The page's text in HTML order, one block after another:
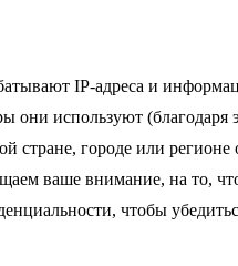
IP-адреса и
они используют
стране, городе или
ваше внимание, на то,
чтобы